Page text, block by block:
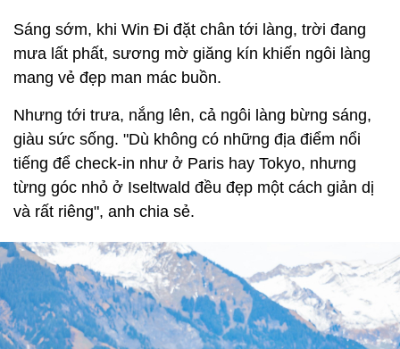
Sáng sớm, khi Win Đi đặt chân tới làng, trời đang
mưa lất phất, sương mờ giăng kín khiến ngôi làng
mang vẻ đẹp man mác buồn.
Nhưng tới trưa, nắng lên, cả ngôi làng bừng sáng,
giàu sức sống. "Dù không có những địa điểm nổi
tiếng để check-in như ở Paris hay Tokyo, nhưng
từng góc nhỏ ở Iseltwald đều đẹp một cách giản dị
và rất riêng", anh chia sẻ.